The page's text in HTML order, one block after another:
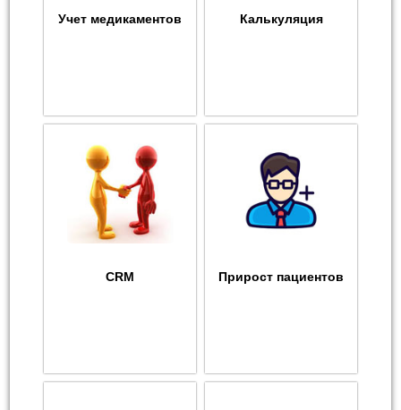
Учет медикаментов Калькуляция
CRM Прирост пациентов